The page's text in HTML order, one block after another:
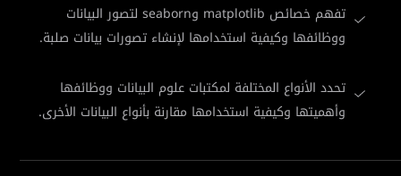
تفهم خصائص matplotlib وseaborn لتصور البيانات
ووظائفها وكيفية استخدامها لإنشاء تصورات بيانات صلبة.
تحدد الأنواع المختلفة لمكتبات علوم البيانات ووظائفها
وأهميتها وكيفية استخدامها مقارنة بأنواع البيانات الأخرى.